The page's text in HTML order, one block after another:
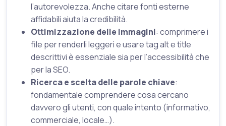
l’autorevolezza. Anche citare fonti esterne
affidabili aiuta la credibilità.
Ottimizzazione delle immagini: comprimere i
file per renderli leggeri e usare tag alt e title
descrittivi è essenziale sia per l’accessibilità che
per la SEO.
Ricerca e scelta delle parole chiave:
fondamentale comprendere cosa cercano
davvero gli utenti, con quale intento (informativo,
commerciale, locale…).